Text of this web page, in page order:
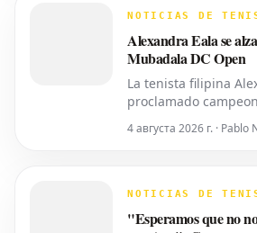
temporada 2026.
NOTICIAS DE
Alexandra Eala se
Mubadala DC Open
La tenista filipina
proclamado
cabeza de serie
del lunes. Eala,
demostró su
4 августа 2026 г. · Pablo
NOTICIAS DE
"Esperamos que no